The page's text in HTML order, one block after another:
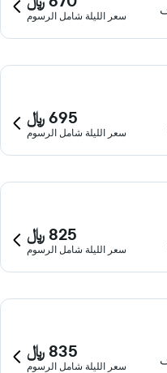
سعر الليلة شامل الرسوم
695 ﷼
سعر الليلة شامل الرسوم
825 ﷼
سعر الليلة شامل الرسوم
835 ﷼
سعر الليلة شامل الرسوم